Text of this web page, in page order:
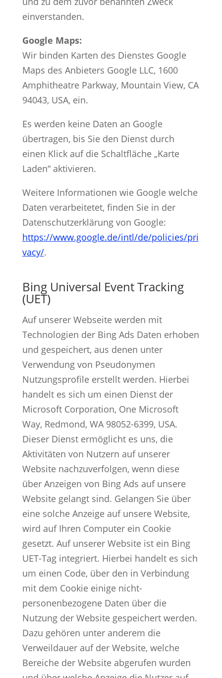
einverstanden.
Google Maps:
Wir binden Karten des Dienstes Google
Maps des Anbieters Google LLC, 1600
Amphitheatre Parkway, Mountain View, CA
94043, USA, ein.
Es werden keine Daten an Google
übertragen, bis Sie den Dienst durch
einen Klick auf die Schaltfläche „Karte
Laden“ aktivieren.
Weitere Informationen wie Google welche
Daten verarbeitetet, finden Sie in der
Datenschutzerklärung von Google:
https://www.google.de/intl/de/policies/pri
vacy/.
Bing Universal Event Tracking
(UET)
Auf unserer Webseite werden mit
Technologien der Bing Ads Daten erhoben
und gespeichert, aus denen unter
Verwendung von Pseudonymen
Nutzungsprofile erstellt werden. Hierbei
handelt es sich um einen Dienst der
Microsoft Corporation, One Microsoft
Way, Redmond, WA 98052-6399, USA.
Dieser Dienst ermöglicht es uns, die
Aktivitäten von Nutzern auf unserer
Website nachzuverfolgen, wenn diese
über Anzeigen von Bing Ads auf unsere
Website gelangt sind. Gelangen Sie über
eine solche Anzeige auf unsere Website,
wird auf Ihren Computer ein Cookie
gesetzt. Auf unserer Website ist ein Bing
UET-Tag integriert. Hierbei handelt es sich
um einen Code, über den in Verbindung
mit dem Cookie einige nicht-
personenbezogene Daten über die
Nutzung der Website gespeichert werden.
Dazu gehören unter anderem die
Verweildauer auf der Website, welche
Bereiche der Website abgerufen wurden